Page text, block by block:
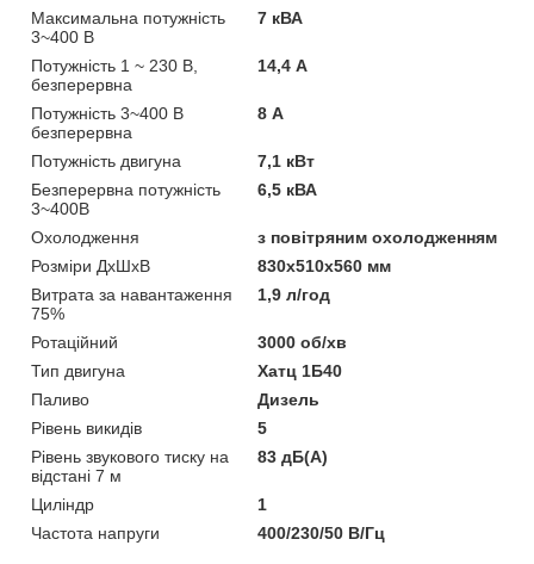
Максимальна потужність
3~400 В
7 кВА
Потужність 1 ~ 230 В,
безперервна
14,4 А
Потужність 3~400 В
безперервна
8 А
Потужність двигуна
7,1 кВт
Безперервна потужність
3~400В
6,5 кВА
Охолодження
з повітряним охолодженням
Розміри ДхШхВ
830х510х560 мм
Витрата за навантаження
75%
1,9 л/год
Ротаційний
3000 об/хв
Тип двигуна
Хатц 1Б40
Паливо
Дизель
Рівень викидів
5
Рівень звукового тиску на
відстані 7 м
83 дБ(А)
Циліндр
1
Частота напруги
400/230/50 В/Гц